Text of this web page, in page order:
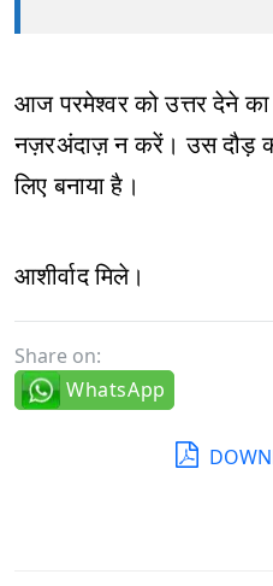
आज परमेश्वर को उत्तर देने
नज़रअंदाज़ न करें। उस
लिए बनाया है।
आशीर्वाद मिले।
Share on:
WhatsApp